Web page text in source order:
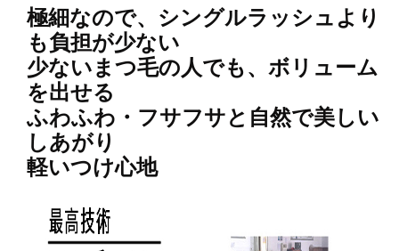
極細なので、シングルラッシュより
も負担が少ない
少ないまつ毛の人でも、ボリューム
を出せる
ふわふわ・フサフサと自然で美しい
しあがり
軽いつけ心地